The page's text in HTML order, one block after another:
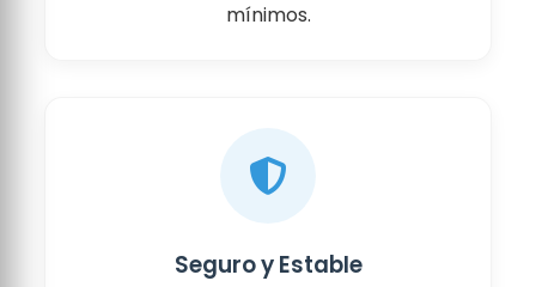
mínimos.
Seguro y Estable